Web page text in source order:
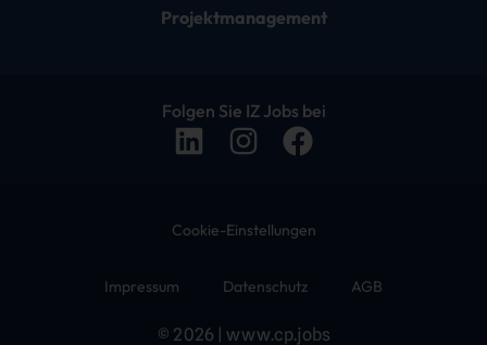
Projektmanagement
Folgen Sie IZ Jobs bei
Cookie-Einstellungen
Impressum Datenschutz AGB
© 2026 | www.cp.jobs